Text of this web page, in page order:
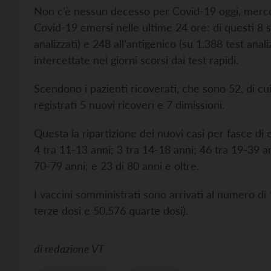
Non c’è nessun decesso per Covid-19 oggi,
Covid-19 emersi nelle ultime 24 ore: di questi 8
analizzati) e 248 all’antigenico (su 1.388 test
intercettate nei giorni scorsi dai test rapidi.
Scendono i pazienti ricoverati, che sono 52, di
registrati 5 nuovi ricoveri e 7 dimissioni.
Questa la ripartizione dei nuovi casi per fasce
4 tra 11-13 anni; 3 tra 14-18 anni; 46 tra 19-39
70-79 anni; e 23 di 80 anni e oltre.
I vaccini somministrati sono arrivati al numero
terze dosi e 50.576 quarte dosi).
di redazione VT